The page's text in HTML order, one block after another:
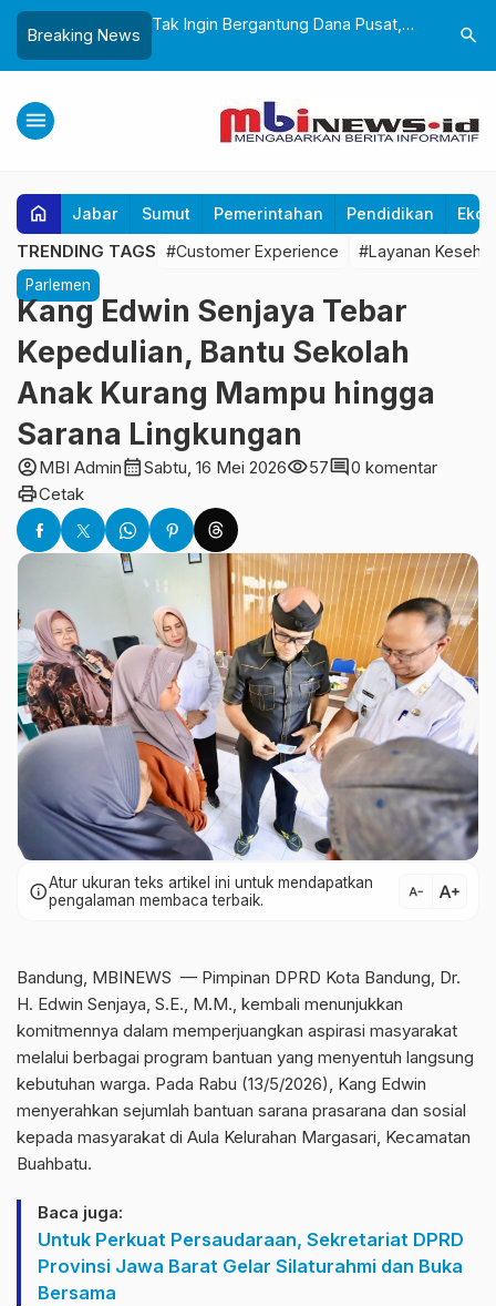
Breaking News
Mitigasi Bencana
Lewat Boneka
Tak Ingin Bergantung Dana Pusat,
PAD
Wali
Boleh
search
menu
home Jabar Sumut Pemerintahan Pendidikan
TRENDING TAGS #Customer Experience #Layanan
Parlemen
Kang Edwin Senjaya Tebar
Kepedulian, Bantu Sekolah
Anak Kurang Mampu hingga
Sarana Lingkungan
account_circleMBI Admincalendar_monthSabtu, 16 Mei 2026visibility57comment0 komentar
printCetak
infoAtur ukuran teks artikel ini untuk mendapatkan
pengalaman membaca terbaik.
text_decrease text_increase
Bandung, MBINEWS — Pimpinan DPRD Kota Bandung, Dr.
H. Edwin Senjaya, S.E., M.M., kembali menunjukkan
komitmennya dalam memperjuangkan aspirasi masyarakat
melalui berbagai program bantuan yang menyentuh langsung
kebutuhan warga. Pada Rabu (13/5/2026), Kang Edwin
menyerahkan sejumlah bantuan sarana prasarana dan sosial
kepada masyarakat di Aula Kelurahan Margasari, Kecamatan
Buahbatu.
Baca juga:
Untuk Perkuat Persaudaraan, Sekretariat DPRD
Provinsi Jawa Barat Gelar Silaturahmi dan Buka
Bersama